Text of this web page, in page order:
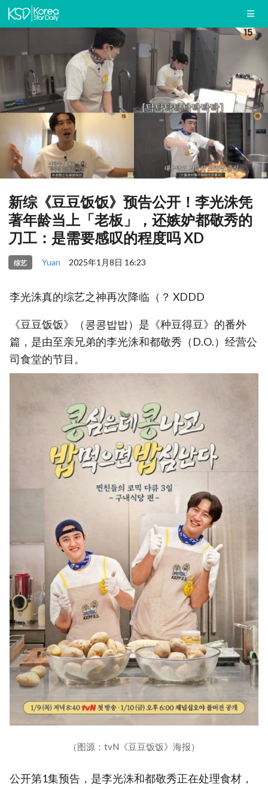
新综《豆豆饭饭》预告公开！李光洙凭
著年龄当上「老板」，还嫉妒都敬秀的
刀工：是需要感叹的程度吗 XD
综艺 Yuan 2025年1月8日 16:23
李光洙真的综艺之神再次降临（？ XDDD
《豆豆饭饭》（콩콩밥밥）是《种豆得豆》的番外
篇，是由至亲兄弟的李光洙和都敬秀（D.O.）经营公
司食堂的节目。
（图源：tvN《豆豆饭饭》海报）
公开第1集预告，是李光洙和都敬秀正在处理食材，